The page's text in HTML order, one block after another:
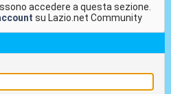
accedere a questa sezione.
su Lazio.net Community